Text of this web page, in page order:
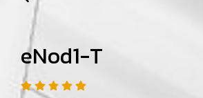
eNod1-T